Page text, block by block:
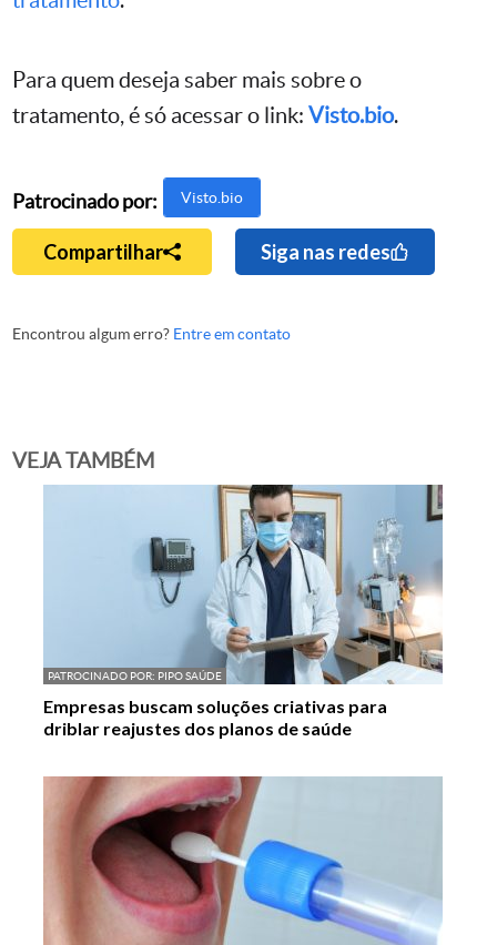
Para quem deseja saber mais sobre o
tratamento, é só acessar o link: Visto.bio.
Patrocinado por: Visto.bio
Compartilhar Siga nas redes
Encontrou algum erro? Entre em contato
VEJA TAMBÉM
PATROCINADO POR: PIPO SAÚDE
Empresas buscam soluções criativas para
driblar reajustes dos planos de saúde